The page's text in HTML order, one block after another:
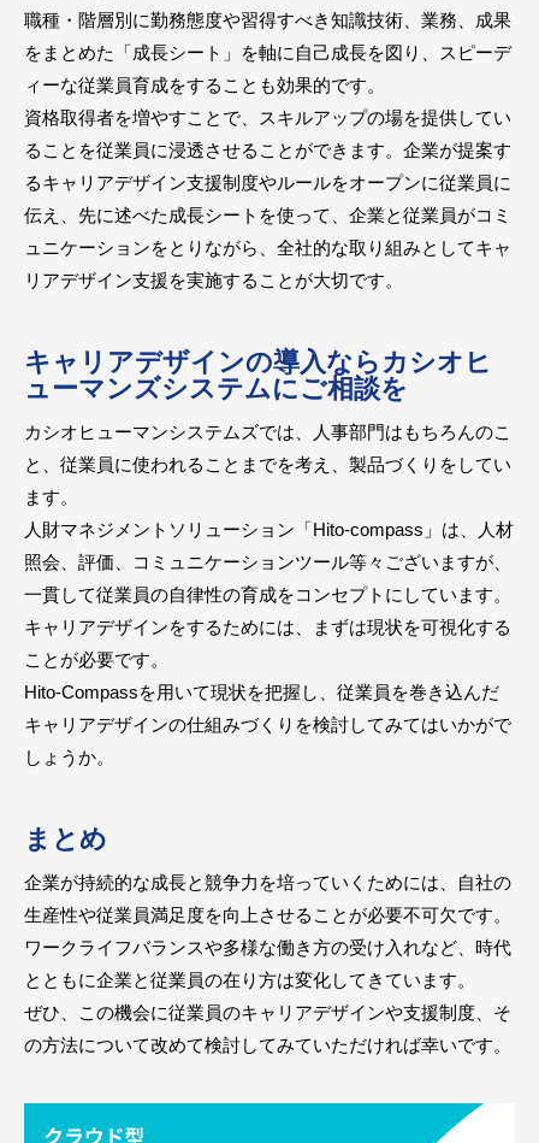
職種・階層別に勤務態度や習得すべき知識技術、業務、成果
をまとめた「成長シート」を軸に自己成長を図り、スピーデ
ィーな従業員育成をすることも効果的です。
資格取得者を増やすことで、スキルアップの場を提供してい
ることを従業員に浸透させることができます。企業が提案す
るキャリアデザイン支援制度やルールをオープンに従業員に
伝え、先に述べた成長シートを使って、企業と従業員がコミ
ュニケーションをとりながら、全社的な取り組みとしてキャ
リアデザイン支援を実施することが大切です。
キャリアデザインの導入ならカシオヒ
ューマンズシステムにご相談を
カシオヒューマンシステムズでは、人事部門はもちろんのこ
と、従業員に使われることまでを考え、製品づくりをしてい
ます。
人財マネジメントソリューション「Hito-compass」は、人材
照会、評価、コミュニケーションツール等々ございますが、
一貫して従業員の自律性の育成をコンセプトにしています。
キャリアデザインをするためには、まずは現状を可視化する
ことが必要です。
Hito-Compassを用いて現状を把握し、従業員を巻き込んだ
キャリアデザインの仕組みづくりを検討してみてはいかがで
しょうか。
まとめ
企業が持続的な成長と競争力を培っていくためには、自社の
生産性や従業員満足度を向上させることが必要不可欠です。
ワークライフバランスや多様な働き方の受け入れなど、時代
とともに企業と従業員の在り方は変化してきています。
ぜひ、この機会に従業員のキャリアデザインや支援制度、そ
の方法について改めて検討してみていただければ幸いです。